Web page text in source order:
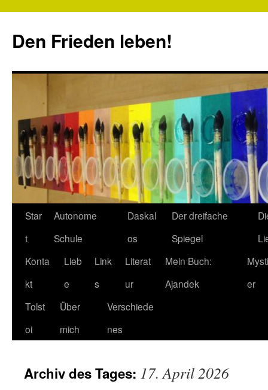
springen
Den Frieden leben!
Star
t
Autonome
Schule
Daskal
os
Der dreifache
Spiegel
Konta
kt
Lieb
e
Link
s
Literat
ur
Mein Buch:
Ajandek
er
Tolst
oi
Über
mich
Verschiede
nes
Archiv des Tages: 17. April 2026